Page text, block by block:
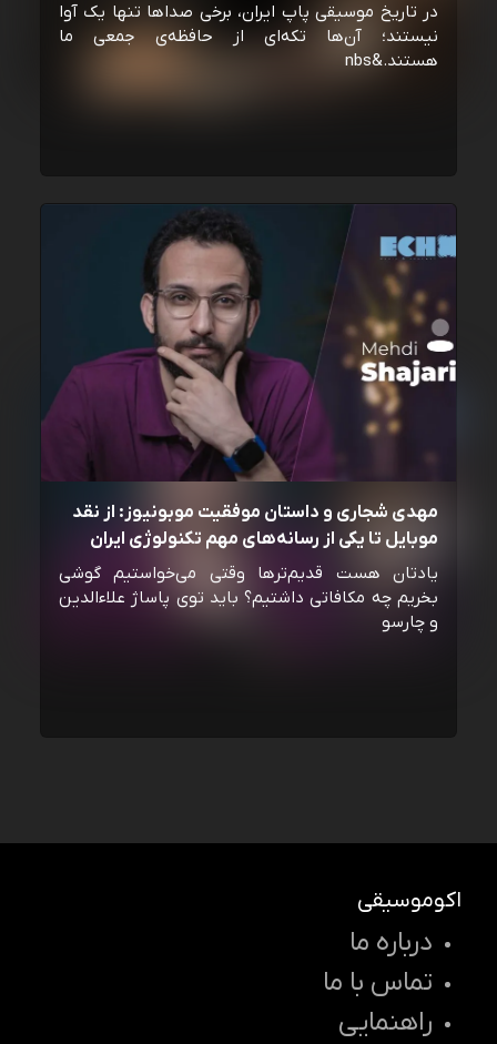
در تاریخ موسیقی پاپ ایران، برخی صداها تنها یک آوا
نیستند؛ آن‌ها تکه‌ای از حافظه‌ی جمعی ما
هستند.&nbs
مهدی شجاری و داستان موفقیت موبونیوز: از نقد
موبایل تا یکی از رسانه‌‌های مهم تکنولوژی ایران
یادتان هست قدیم‌ترها وقتی می‌خواستیم گوشی
بخریم چه مکافاتی داشتیم؟ باید توی پاساژ علاءالدین
و چارسو
اکوموسیقی
درباره ما
تماس با ما
راهنمایی